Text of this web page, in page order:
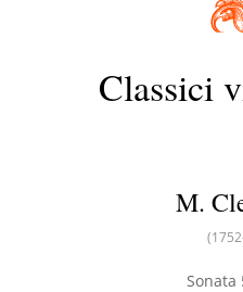
Classici
M.
Sonata